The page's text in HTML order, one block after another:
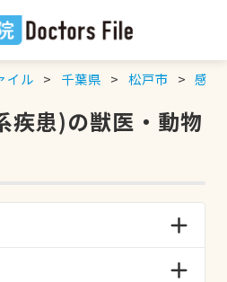
イル 千葉県 松戸市 感染
疾患)の獣医・動物